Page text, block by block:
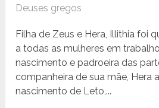
Deuses gregos
Filha de Zeus e Hera, Illithia foi
a todas as mulheres em
nascimento e padroeira das
companheira de sua mãe, Hera
nascimento de Leto,...